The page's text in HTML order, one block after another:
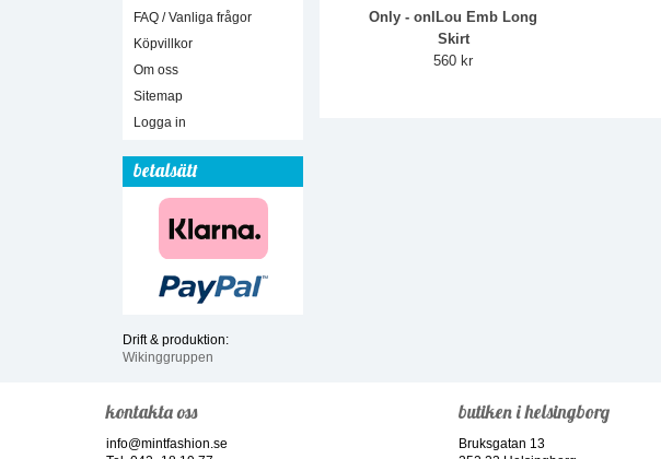
FAQ / Vanliga frågor
Köpvillkor
Om oss
Sitemap
Logga in
betalsätt
Drift & produktion:
Wikinggruppen
Only - onlLou Emb Long
Skirt
560 kr
kontakta oss
info@mintfashion.se
butiken i helsingborg
Bruksgatan 13